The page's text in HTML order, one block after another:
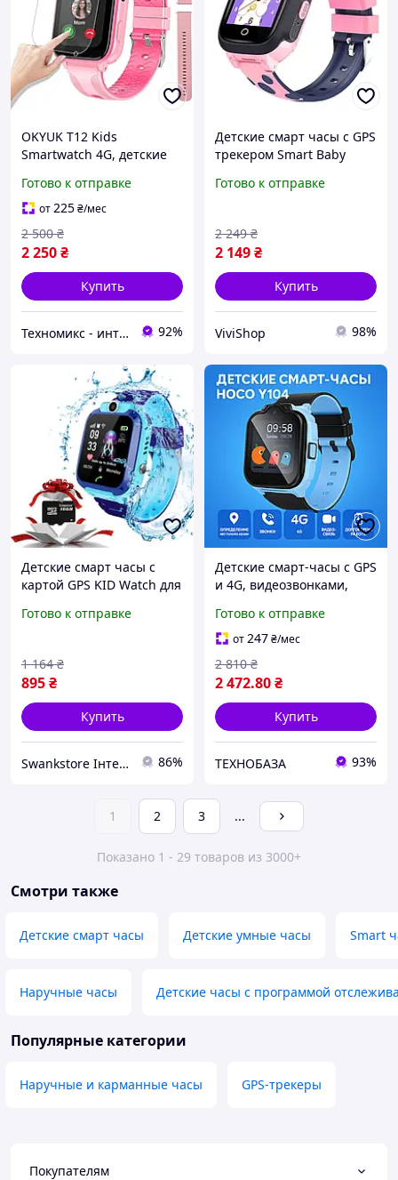
OKYUK T12 Kids
Smartwatch 4G, детские
водонепроницаемые с
GPS, голосовой чат,
видеочат, будильник, WiFi
наручные часы
Готово к отправке
от225₴/мес
2 250₴
2 500 ₴
Купить
Техномикс - интернет - магазин качественной техники, электроники и других товаров для дома и работы 92%
Детские смарт часы с GPS
трекером Smart Baby
наручный телефон для
Готово к отправке
2 149₴
2 249 ₴
Купить
ViviShop 98%
Детские смарт часы с
картой GPS KID Watch для
влагозащитой умные +
Готово к отправке
895₴
1 164 ₴
Купить
Swankstore Інтернет магазин 86%
Детские смарт-часы с GPS
и 4G, видеозвонками,
с SIM-картой и функцией
безопасной зоны
Готово к отправке
от247₴/мес
2 472.80₴
2 810 ₴
Купить
ТЕХНОБАЗА 93%
1 2 3 ...
Показано 1 - 29 товаров из 3000+
Смотри также
Детские смарт часы Детские умные часы Smart
Наручные часы Детские часы с программой
Популярные категории
Наручные и карманные часы GPS-трекеры
Покупателям